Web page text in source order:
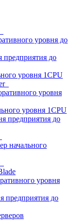
уровня до
предприятия до
уровня 1CPU
уровня
уровня 1CPU
предприятия до
начального
уровня
предприятия до